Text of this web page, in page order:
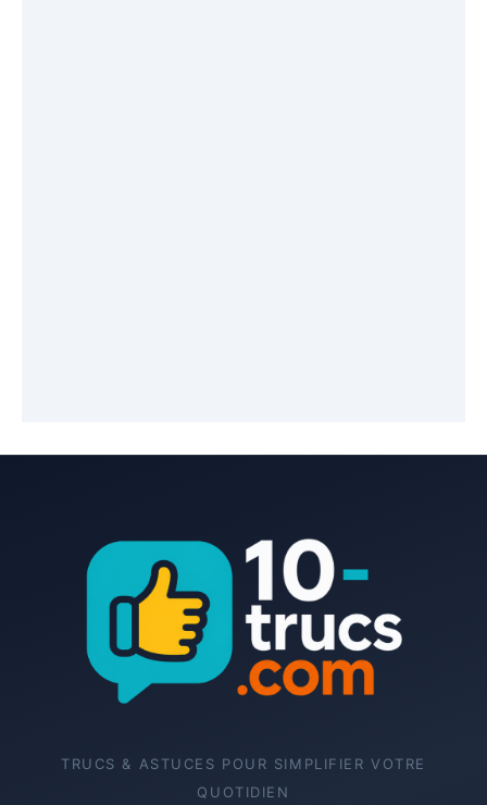
TRUCS & ASTUCES POUR SIMPLIFIER VOTRE
QUOTIDIEN